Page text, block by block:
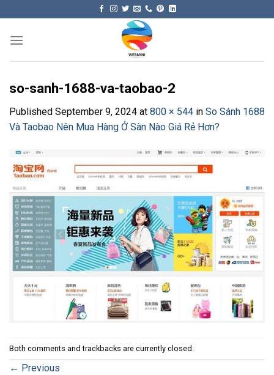
content
so-sanh-1688-va-taobao-2
Published September 9, 2024 at 800 × 544 in So Sánh 1688
Và Taobao Nên Mua Hàng Ở Sàn Nào Giá Rẻ Hơn?
Both comments and trackbacks are currently closed.
← Previous